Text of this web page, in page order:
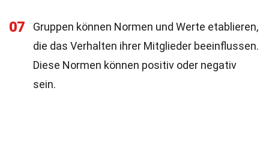
07
Gruppen können Normen und Werte etablieren,
die das Verhalten ihrer Mitglieder beeinflussen.
Diese Normen können positiv oder negativ
sein.